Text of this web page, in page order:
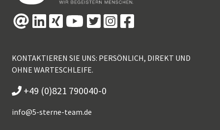
KONTAKTIEREN SIE UNS: PERSÖNLICH, DIREKT UND
OHNE WARTESCHLEIFE.
+49 (0)821 790040-0
info@5-sterne-team.de